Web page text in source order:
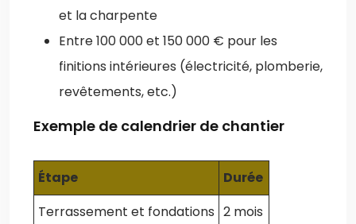
et la charpente
Entre 100 000 et 150 000 € pour les
finitions intérieures (électricité, plomberie,
revêtements, etc.)
Exemple de calendrier de chantier
Étape
Durée
Terrassement et fondations 2 mois